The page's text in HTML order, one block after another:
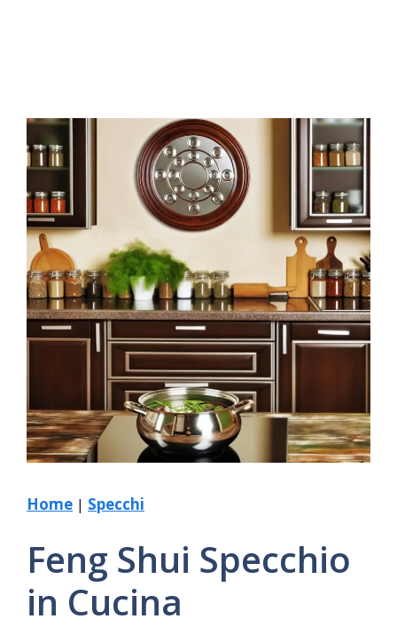
Home | Specchi
Feng Shui Specchio
in Cucina